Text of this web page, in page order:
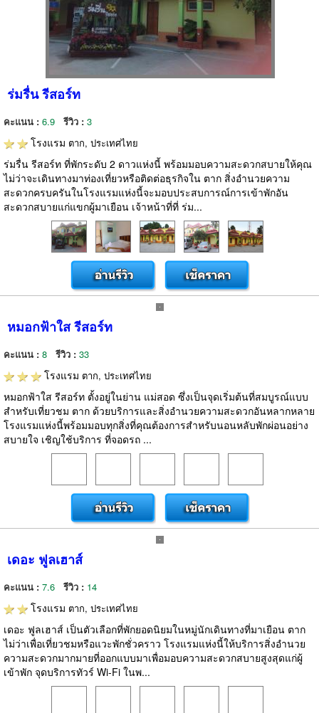
ร่มรื่น รีสอร์ท
คะแนน : 6.9 รีวิว : 3
โรงแรม ตาก, ประเทศไทย
ร่มรื่น รีสอร์ท ที่พักระดับ 2 ดาวแห่งนี้ พร้อมมอบความสะดวกสบายให้คุณ
ไม่ว่าจะเดินทางมาท่องเที่ยวหรือติดต่อธุรกิจใน ตาก สิ่งอำนวยความ
สะดวกครบครันในโรงแรมแห่งนี้จะมอบประสบการณ์การเข้าพักอัน
สะดวกสบายแก่แขกผู้มาเยือน เจ้าหน้าที่ที่ ร่ม...
หมอกฟ้าใส รีสอร์ท
คะแนน : 8 รีวิว : 33
โรงแรม ตาก, ประเทศไทย
หมอกฟ้าใส รีสอร์ท ตั้งอยู่ในย่าน แม่สอด ซึ่งเป็นจุดเริ่มต้นที่สมบูรณ์แบบ
สำหรับเที่ยวชม ตาก ด้วยบริการและสิ่งอำนวยความสะดวกอันหลากหลาย
โรงแรมแห่งนี้พร้อมมอบทุกสิ่งที่คุณต้องการสำหรับนอนหลับพักผ่อนอย่าง
สบายใจ เชิญใช้บริการ ที่จอดรถ ...
เดอะ ฟูลเฮาส์
คะแนน : 7.6 รีวิว : 14
โรงแรม ตาก, ประเทศไทย
เดอะ ฟูลเฮาส์ เป็นตัวเลือกที่พักยอดนิยมในหมู่นักเดินทางที่มาเยือน ตาก
ไม่ว่าเพื่อเที่ยวชมหรือแวะพักชั่วคราว โรงแรมแห่งนี้ให้บริการสิ่งอำนวย
ความสะดวกมากมายที่ออกแบบมาเพื่อมอบความสะดวกสบายสูงสุดแก่ผู้
เข้าพัก จุดบริการทัวร์ Wi-Fi ในพ...